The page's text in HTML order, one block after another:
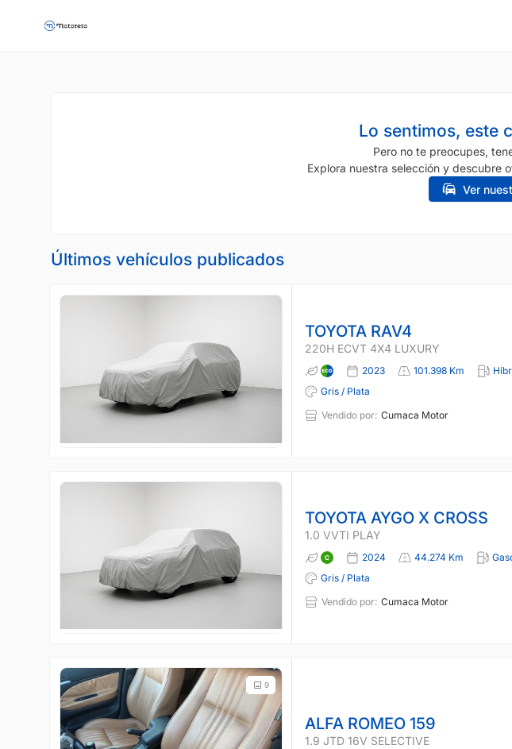
Lo sentimos, este
Pero no te preocupes,
Explora nuestra selección y descubre
Ver
Últimos vehículos publicados
TOYOTA RAV4
220H ECVT 4X4 LUXURY
2023 101.398 Km
Gris / Plata
Vendido por: Cumaca Motor
TOYOTA AYGO X CROSS
1.0 VVTI PLAY
2024 44.274 Km
Gris / Plata
Vendido por: Cumaca Motor
9
ALFA ROMEO 159
1.9 JTD 16V SELECTIVE